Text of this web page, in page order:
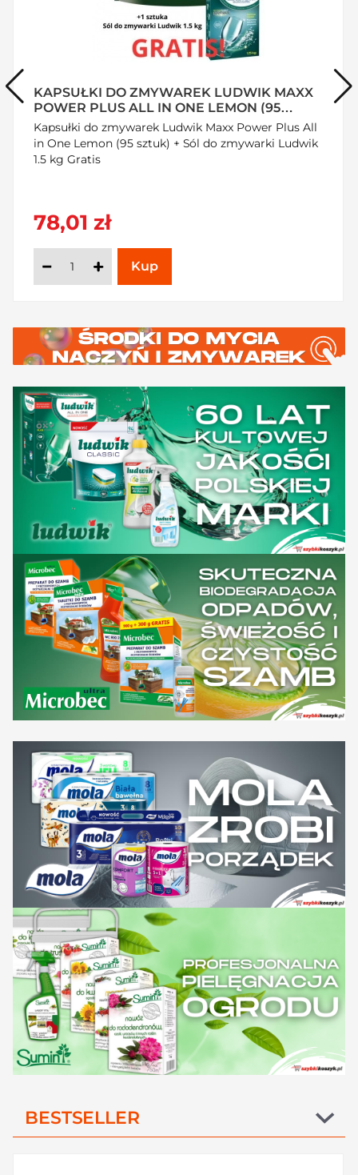
KREM PRZECIW ZMARSZCZKOM URODA
37 ML X 3 SZTUKI
Kultowy Krem Przeciw Zmarszczkom Uroda w
zestawie 3x37 ml! Kochany przez Polki od ponad 50
lat, ten tłusty krem do cery suchej i normalnej
przed utratą wody. Odkryj ponadczasową formułę –
29,56 zł
BESTSELLER